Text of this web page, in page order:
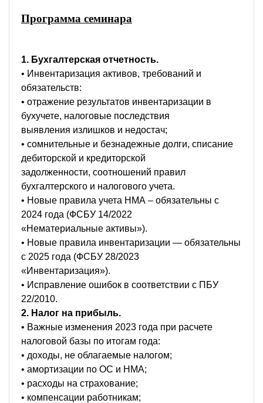
Программа семинара
1. Бухгалтерская отчетность.
• Инвентаризация активов, требований и
обязательств:
• отражение результатов инвентаризации в
бухучете, налоговые последствия
выявления излишков и недостач;
• сомнительные и безнадежные долги, списание
дебиторской и кредиторской
задолженности, соотношений правил
бухгалтерского и налогового учета.
• Новые правила учета НМА – обязательны с
2024 года (ФСБУ 14/2022
«Нематериальные активы»).
• Новые правила инвентаризации — обязательны
с 2025 года (ФСБУ 28/2023
«Инвентаризация»).
• Исправление ошибок в соответствии с ПБУ
22/2010.
2. Налог на прибыль.
• Важные изменения 2023 года при расчете
налоговой базы по итогам года:
• доходы, не облагаемые налогом;
• амортизации по ОС и НМА;
• расходы на страхование;
• компенсации работникам;